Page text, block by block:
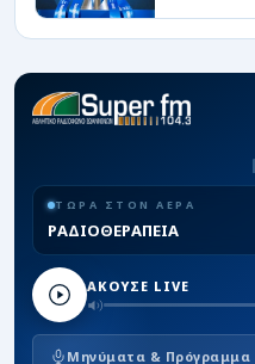
ΤΩΡΑ ΣΤΟΝ ΑΕΡΑ
ΡΑΔΙΟΘΕΡΑΠΕΙΑ
ΑΚΟΥΣΕ LIVE
Μηνύματα & Πρόγραμμα